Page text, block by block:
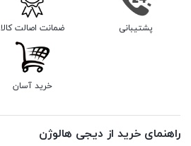
پشتیبانی ضمانت اصالت کالا
خرید آسان
راهنمای خرید از دیجی هالوژن